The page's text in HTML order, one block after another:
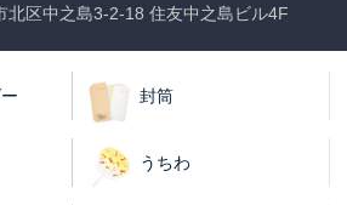
北区中之島3-2-18 住友中之島ビル4F
封筒
うちわ